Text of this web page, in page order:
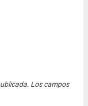
Los campos